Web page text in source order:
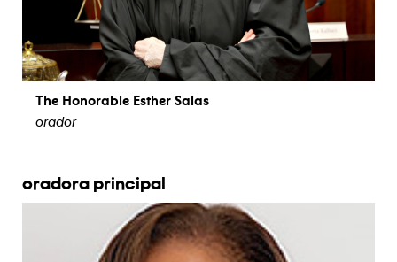
The Honorable Esther Salas
orador
oradora principal